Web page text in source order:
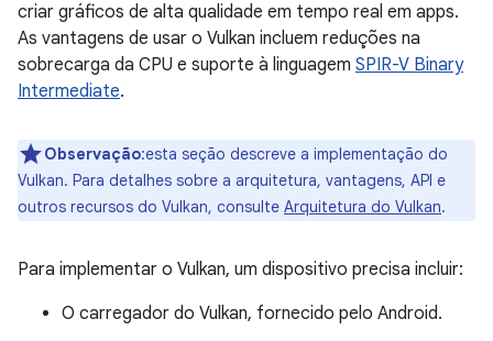
criar gráficos de alta qualidade em tempo real em apps.
As vantagens de usar o Vulkan incluem reduções na
sobrecarga da CPU e suporte à linguagem SPIR-V Binary
Intermediate.
Observação:esta seção descreve a implementação do
Vulkan. Para detalhes sobre a arquitetura, vantagens, API e
outros recursos do Vulkan, consulte Arquitetura do Vulkan.
Para implementar o Vulkan, um dispositivo precisa incluir:
O carregador do Vulkan, fornecido pelo Android.